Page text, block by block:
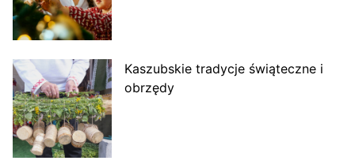
Kaszubskie tradycje świąteczne i
obrzędy